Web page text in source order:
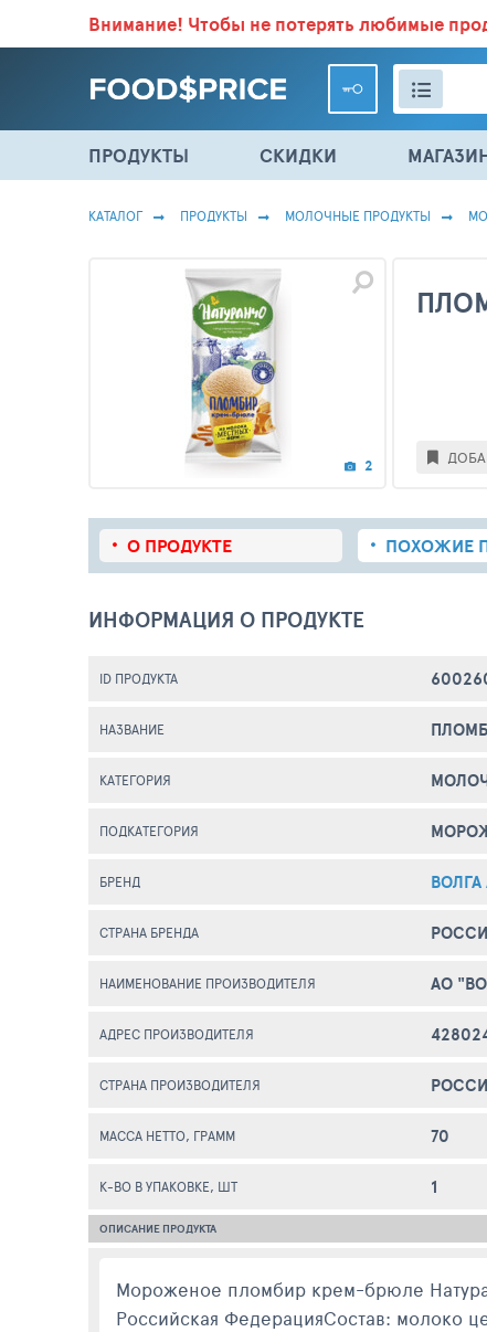
ВСЕ СКИДКИ И ВЫГОДНЫЕ ЦЕНЫ НА ПРОДУКТЫ В
Внимание! Чтобы не потерять любимые
ПРОДУКТЫ СКИДКИ
КАТАЛОГ ПРОДУКТЫ МОЛОЧНЫЕ ПРОДУКТЫ
2
О ПРОДУКТЕ ПОХОЖИЕ
ИНФОРМАЦИЯ О ПРОДУКТЕ
ID ПРОДУКТА
НАЗВАНИЕ
КАТЕГОРИЯ
ПОДКАТЕГОРИЯ
БРЕНД
СТРАНА БРЕНДА
НАИМЕНОВАНИЕ ПРОИЗВОДИТЕЛЯ АО
АДРЕС ПРОИЗВОДИТЕЛЯ
СТРАНА ПРОИЗВОДИТЕЛЯ
МАССА НЕТТО, ГРАММ 70
К-ВО В УПАКОВКЕ, ШТ 1
ОПИСАНИЕ ПРОДУКТА
Мороженое пломбир крем-брюле
Российская ФедерацияСостав: молоко